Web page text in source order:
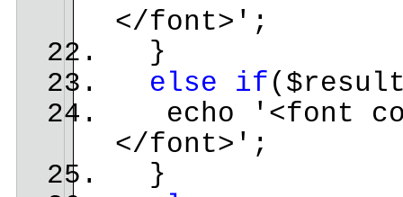
</font>';
}
else
if
echo '<font
</font>';
}